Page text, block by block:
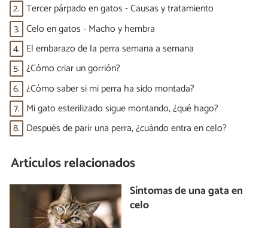
2. Tercer párpado en gatos - Causas y tratamiento
3. Celo en gatos - Macho y hembra
4. El embarazo de la perra semana a semana
5. ¿Cómo criar un gorrión?
6. ¿Cómo saber si mi perra ha sido montada?
7. Mi gato esterilizado sigue montando, ¿qué hago?
8. Después de parir una perra, ¿cuándo entra en celo?
Artículos relacionados
Síntomas de una gata en
celo